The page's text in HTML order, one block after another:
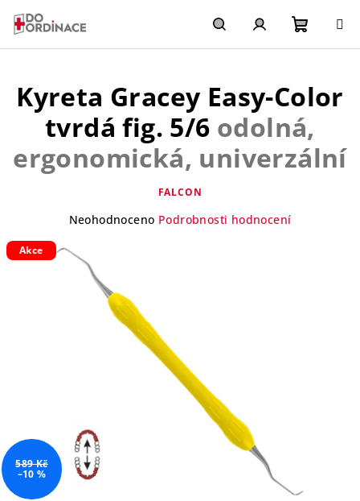
obsah
HledatPřihlášení
košík
Kyreta Gracey Easy-Color
tvrdá fig. 5/6 odolná,
ergonomická, univerzální
FALCON
Průměrné
produktu
hvězdiček.
Neohodnoceno Podrobnosti hodnocení
Akce
589 Kč
–10 %